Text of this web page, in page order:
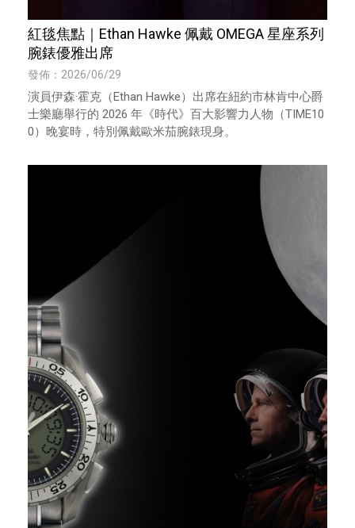
紅毯焦點｜Ethan Hawke 佩戴 OMEGA 星座系列
腕錶優雅出席
發佈：2026/06/29
演員伊森·霍克（Ethan Hawke）出席在紐約市林肯中心爵
士樂廳舉行的 2026 年《時代》百大影響力人物（TIME10
0）晚宴時，特別佩戴歐米茄腕錶現身。